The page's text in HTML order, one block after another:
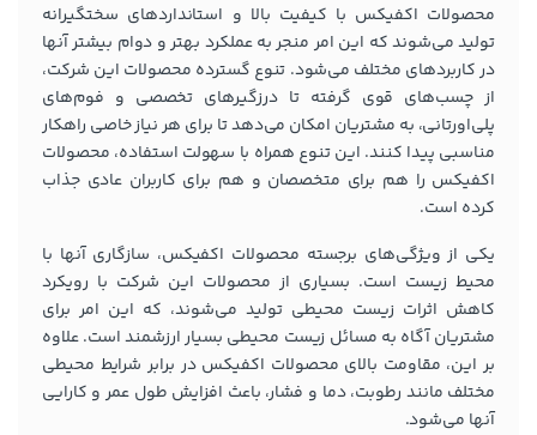
محصولات اکفیکس با کیفیت بالا و استانداردهای سختگیرانه
تولید می‌شوند که این امر منجر به عملکرد بهتر و دوام بیشتر آنها
در کاربردهای مختلف می‌شود. تنوع گسترده محصولات این شرکت،
از چسب‌های قوی گرفته تا درزگیرهای تخصصی و فوم‌های
پلی‌اورتانی، به مشتریان امکان می‌دهد تا برای هر نیاز خاصی راهکار
مناسبی پیدا کنند. این تنوع همراه با سهولت استفاده، محصولات
اکفیکس را هم برای متخصصان و هم برای کاربران عادی جذاب
کرده است.
یکی از ویژگی‌های برجسته محصولات اکفیکس، سازگاری آنها با
محیط زیست است. بسیاری از محصولات این شرکت با رویکرد
کاهش اثرات زیست محیطی تولید می‌شوند، که این امر برای
مشتریان آگاه به مسائل زیست محیطی بسیار ارزشمند است. علاوه
بر این، مقاومت بالای محصولات اکفیکس در برابر شرایط محیطی
مختلف مانند رطوبت، دما و فشار، باعث افزایش طول عمر و کارایی
آنها می‌شود.